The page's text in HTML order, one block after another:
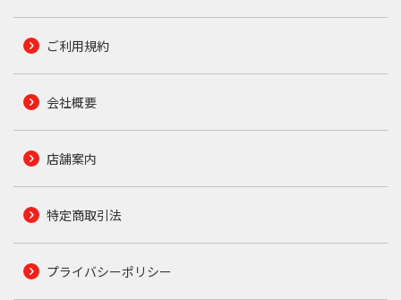
ご利用規約
会社概要
店舗案内
特定商取引法
プライバシーポリシー